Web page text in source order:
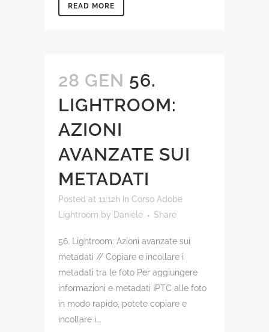
READ MORE
28 GEN 56.
LIGHTROOM:
AZIONI
AVANZATE SUI
METADATI
Posted at 11:12h in Corso Adobe
Lightroom by Daniele Share
56. Lightroom: Azioni avanzate sui
metadati // Copiare e incollare i
metadati tra le foto Per aggiungere
informazioni e metadati IPTC alle foto
in modo rapido, potete copiare e
incollare i...